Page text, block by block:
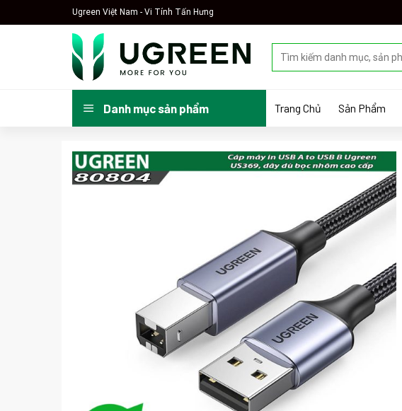
to
Ugreen Việt Nam - Vi Tính Tấn Hưng
kiếm:
Danh mục sản phẩm Trang Chủ Sản Phẩm